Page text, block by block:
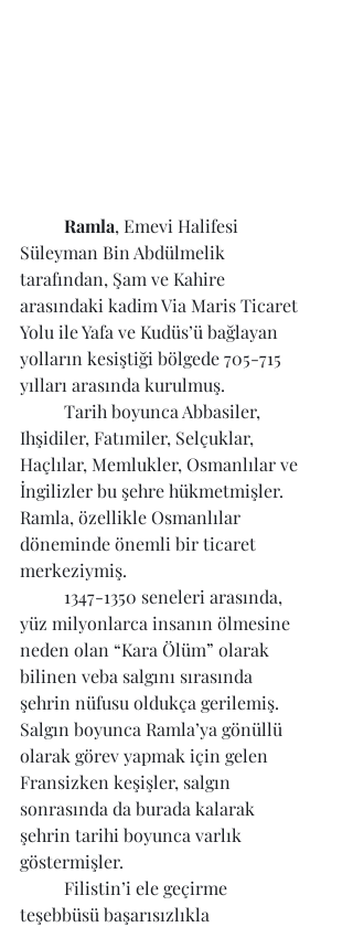
Ramla, Emevi Halifesi
Süleyman Bin Abdülmelik
tarafından, Şam ve Kahire
arasındaki kadim Via Maris Ticaret
Yolu ile Yafa ve Kudüs’ü bağlayan
yolların kesiştiği bölgede 705-715
yılları arasında kurulmuş.
Ihşidiler, Fatımiler, Selçuklar,
Haçlılar, Memlukler, Osmanlılar ve
İngilizler bu şehre hükmetmişler.
Ramla, özellikle Osmanlılar
döneminde önemli bir ticaret
merkeziymiş.
yüz milyonlarca insanın ölmesine
neden olan “Kara Ölüm” olarak
bilinen veba salgını sırasında
şehrin nüfusu oldukça gerilemiş.
Salgın boyunca Ramla’ya gönüllü
olarak görev yapmak için gelen
Fransizken keşişler, salgın
sonrasında da burada kalarak
şehrin tarihi boyunca varlık
göstermişler.
teşebbüsü başarısızlıkla